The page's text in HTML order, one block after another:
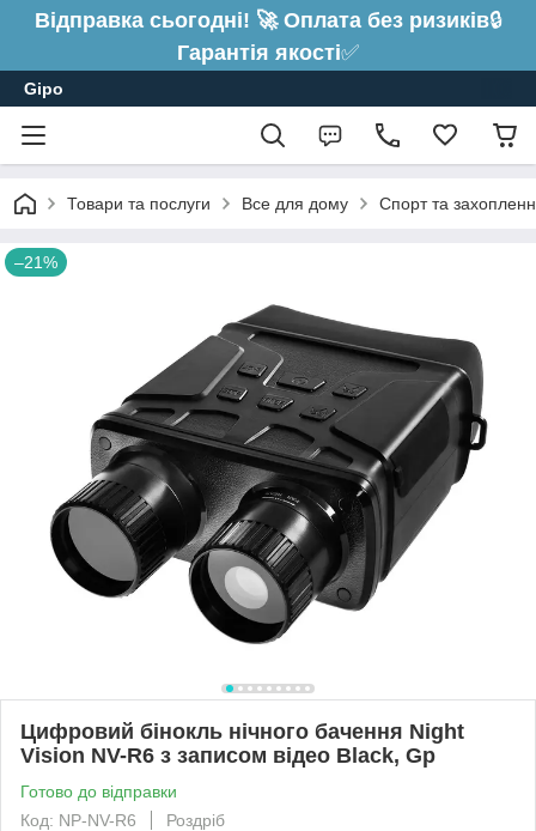
Відправка сьогодні! 🚀 Оплата без ризиків🔒
Гарантія якості✅
Gipo
Товари та послуги Все для дому Спорт та
–21%
Цифровий бінокль нічного бачення Night
Vision NV-R6 з записом відео Black, Gp
Готово до відправки
Код: NP-NV-R6
Роздріб